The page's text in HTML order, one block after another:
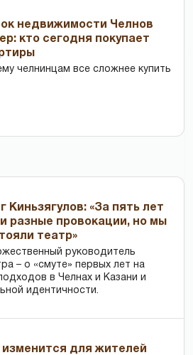
недвижимости Челнов
кто сегодня покупает
челнинцам все сложнее купить
Киньзягулов: «За пять лет
разные провокации, но мы
театр»
руководитель
– о «смуте» первых лет на
в Челнах и Казани и
идентичности.
изменится для жителей